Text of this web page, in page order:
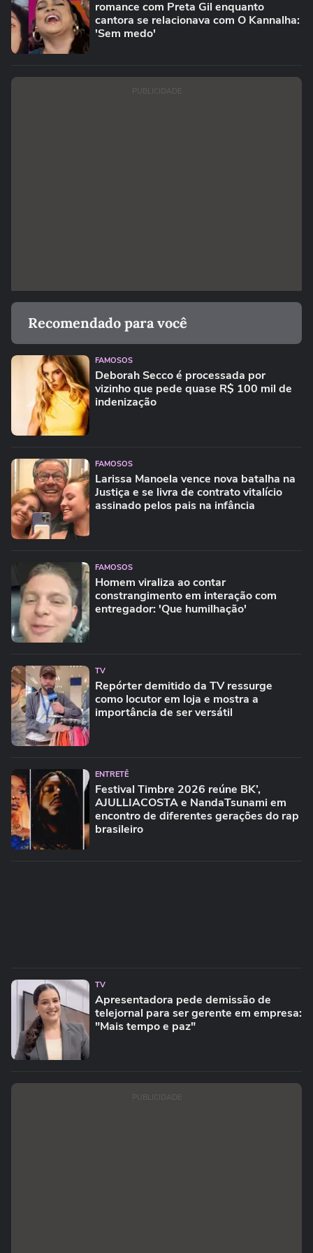
romance com Preta Gil enquanto
cantora se relacionava com O Kannalha:
'Sem medo'
PUBLICIDADE
Recomendado para você
FAMOSOS
Deborah Secco é processada por
vizinho que pede quase R$ 100 mil de
indenização
FAMOSOS
Larissa Manoela vence nova batalha na
Justiça e se livra de contrato vitalício
assinado pelos pais na infância
FAMOSOS
Homem viraliza ao contar
constrangimento em interação com
entregador: 'Que humilhação'
TV
Repórter demitido da TV ressurge
como locutor em loja e mostra a
importância de ser versátil
ENTRETÊ
Festival Timbre 2026 reúne BK’,
AJULLIACOSTA e NandaTsunami em
encontro de diferentes gerações do rap
brasileiro
TV
Apresentadora pede demissão de
telejornal para ser gerente em empresa:
"Mais tempo e paz"
PUBLICIDADE